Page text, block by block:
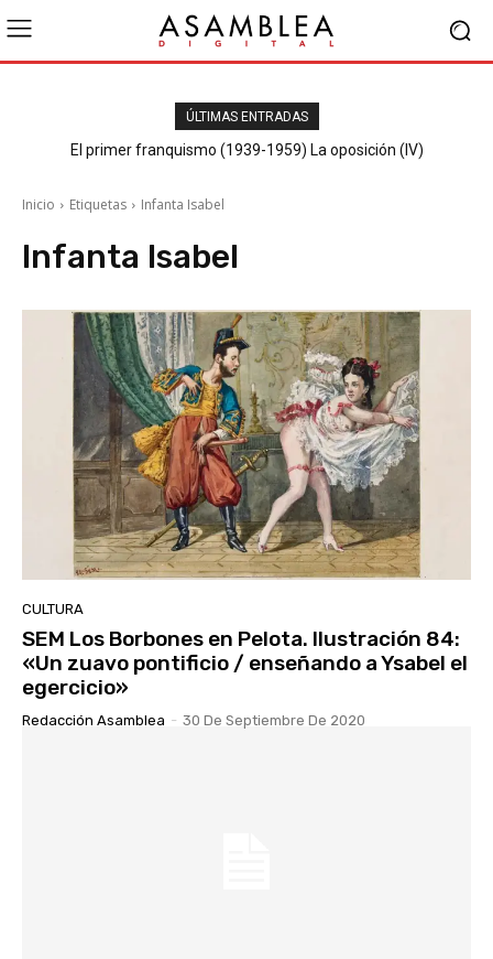
ÚLTIMAS ENTRADAS
El primer franquismo (1939-1959) La oposición (IV)
Inicio Etiquetas Infanta Isabel
Infanta Isabel
CULTURA
SEM Los Borbones en Pelota. Ilustración 84:
«Un zuavo pontificio / enseñando a Ysabel el
egercicio»
Redacción Asamblea - 30 De Septiembre De 2020